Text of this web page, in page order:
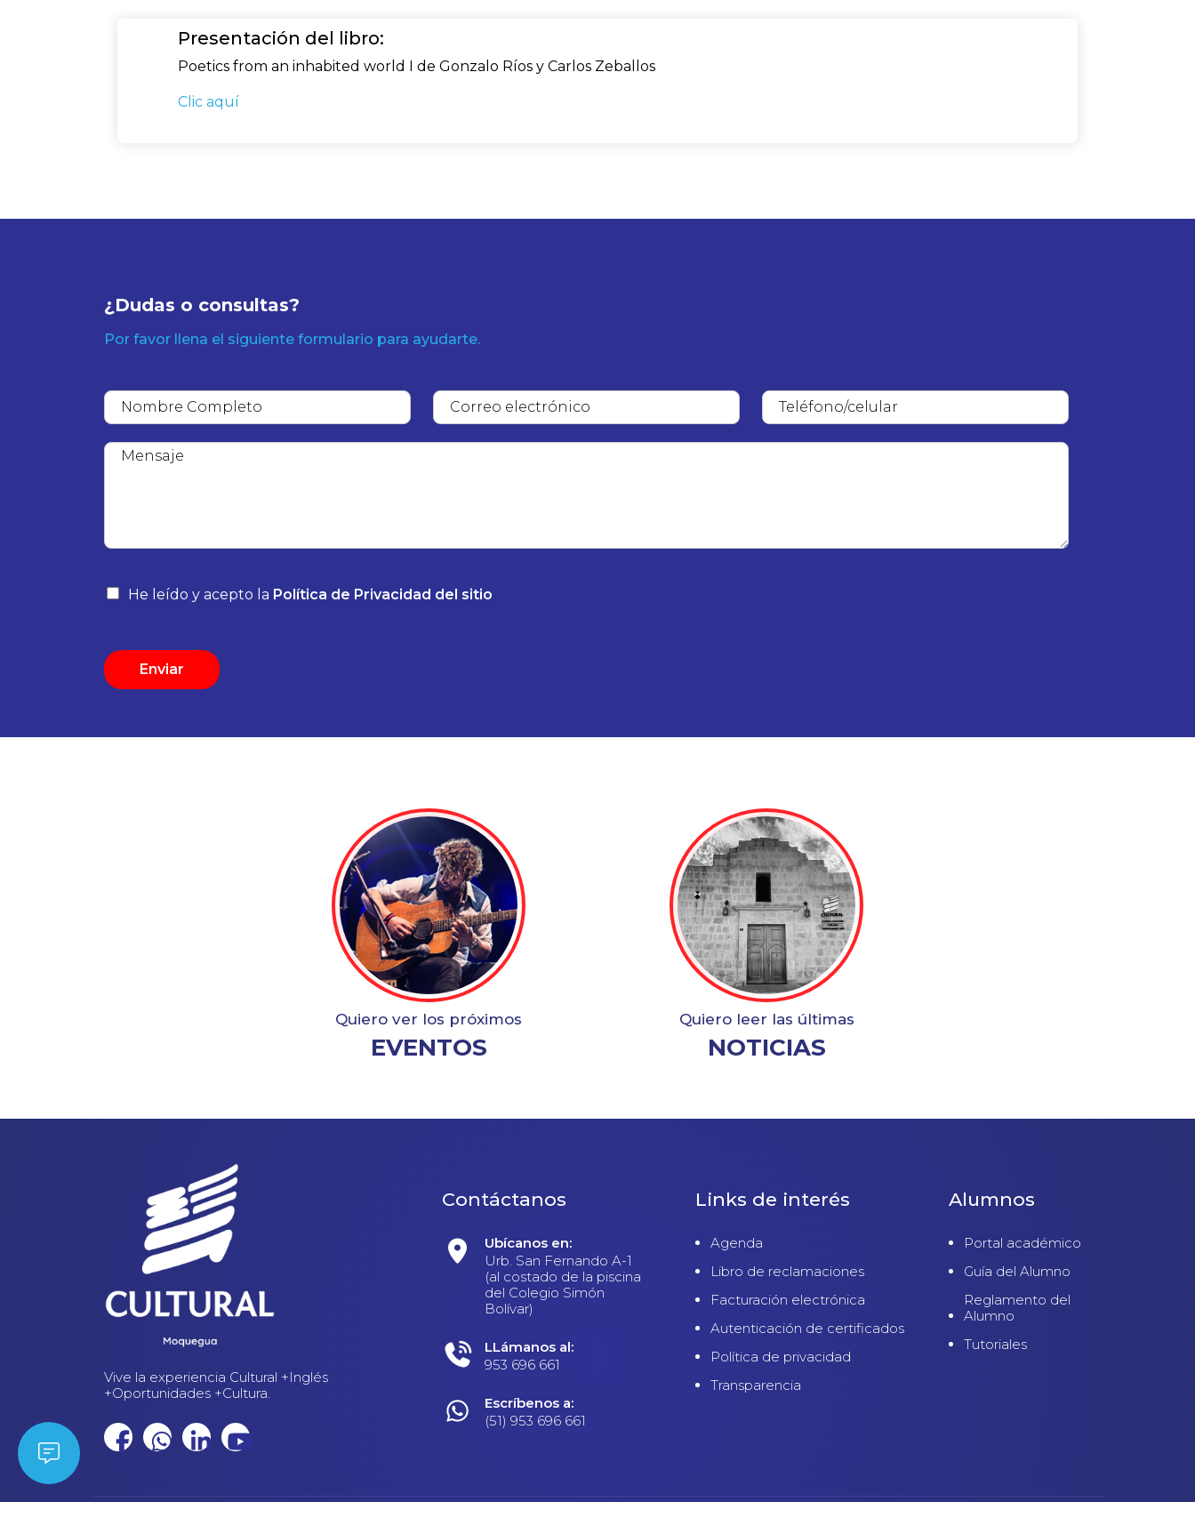
Presentación del libro:
Poetics from an inhabited world I de Gonzalo Ríos y Carlos Zeballos
Clic aquí
¿Dudas o consultas?
Por favor llena el siguiente formulario para ayudarte.
He leído y acepto la Política de Privacidad del sitio
Enviar
Quiero ver los próximos
EVENTOS
Quiero leer las últimas
NOTICIAS
Vive la experiencia Cultural +Inglés
+Oportunidades +Cultura.
Contáctanos
Ubícanos en:
Urb. San Fernando A-1
(al costado de la piscina
del Colegio Simón
Bolívar)
LLámanos al:
953 696 661
Escríbenos a:
(51) 953 696 661
Links de interés
Agenda
Libro de reclamaciones
Facturación electrónica
Autenticación de certificados
Política de privacidad
Transparencia
Alumnos
Portal académico
Guía del Alumno
Reglamento del
Alumno
Tutoriales